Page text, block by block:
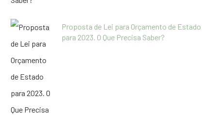
Proposta de Lei para Orçamento de Estado
para 2023. O Que Precisa Saber?